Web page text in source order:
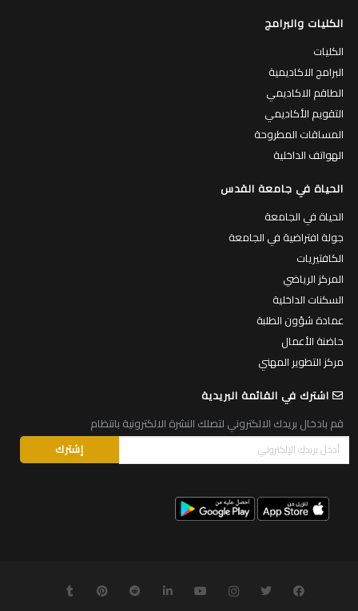
الكليات والبرامج
الكليات
البرامج الاكاديمية
الطاقم الاكاديمي
التقويم الأكاديمي
المساقات المطروحة
الهواتف الداخلية
الحياة في جامعة القدس
الحياة في الجامعة
جولة افتراضية في الجامعة
الكافتيريات
المركز الرياضي
السكنات الداخلية
عمادة شؤون الطلبة
حاضنة الأعمال
مركز التطوير المهني
اشترك في القائمة البريدية
قم بادخال بريدك الالكتروني لتصلك النشرة الالكترونية بانتظام